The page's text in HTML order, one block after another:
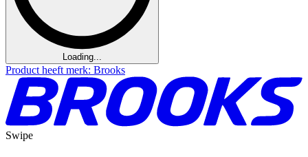
Loading...
Product heeft merk: Brooks
Swipe